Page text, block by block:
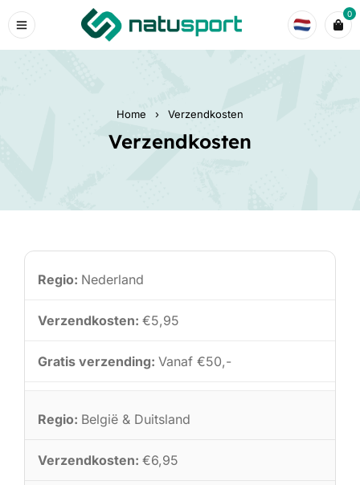
0
Home › Verzendkosten
Verzendkosten
Nederland
€5,95
Vanaf €50,-
België & Duitsland
€6,95